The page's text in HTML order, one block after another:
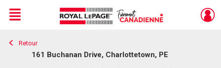
Live
En Direct
Menu
Retour
161 Buchanan Drive, Charlottetown, PE